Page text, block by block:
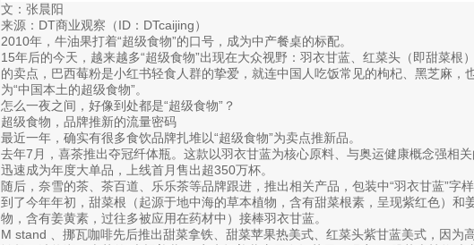
文：张晨阳
来源：DT商业观察（ID：DTcaijing）
2010年，牛油果打着“超级食物”的口号，成为中产餐桌的标配。
15年后的今天，越来越多“超级食物”出现在大众视野：羽衣甘蓝、红菜头（即甜菜根
的卖点，巴西莓粉是小红书轻食人群的挚爱，就连中国人吃饭常见的枸杞、黑芝麻，
为“中国本土的超级食物”。
怎么一夜之间，好像到处都是“超级食物”？
超级食物，品牌推新的流量密码
最近一年，确实有很多食饮品牌扎堆以“超级食物”为卖点推新品。
去年7月，喜茶推出夺冠纤体瓶。这款以羽衣甘蓝为核心原料、与奥运健康概念强相
迅速成为年度大单品，上线首月售出超350万杯。
随后，奈雪的茶、茶百道、乐乐茶等品牌跟进，推出相关产品，包装中“羽衣甘蓝”字样
到了今年年初，甜菜根（起源于地中海的草本植物，含有甜菜根素，呈现紫红色）和
物，含有姜黄素，过往多被应用在药材中）接棒羽衣甘蓝。
M stand 、挪瓦咖啡先后推出甜菜拿铁、甜菜苹果热美式、红菜头紫甘蓝美式，因为